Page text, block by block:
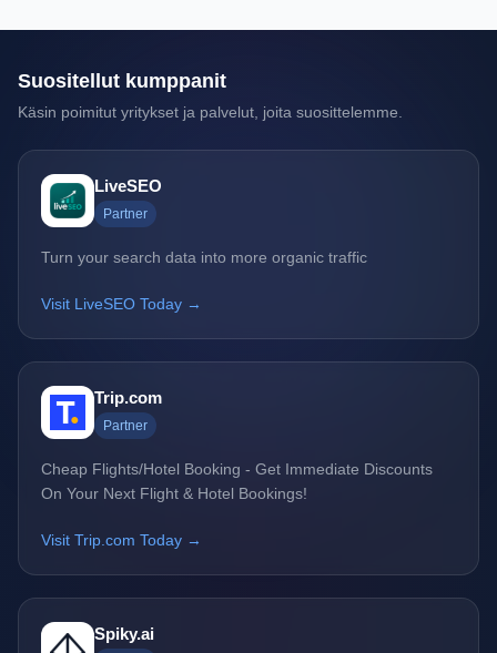
Suositellut kumppanit
Käsin poimitut yritykset ja palvelut, joita suosittelemme.
LiveSEO
Partner
Turn your search data into more organic traffic
Visit LiveSEO Today →
Trip.com
Partner
Cheap Flights/Hotel Booking - Get Immediate Discounts
On Your Next Flight & Hotel Bookings!
Visit Trip.com Today →
Spiky.ai